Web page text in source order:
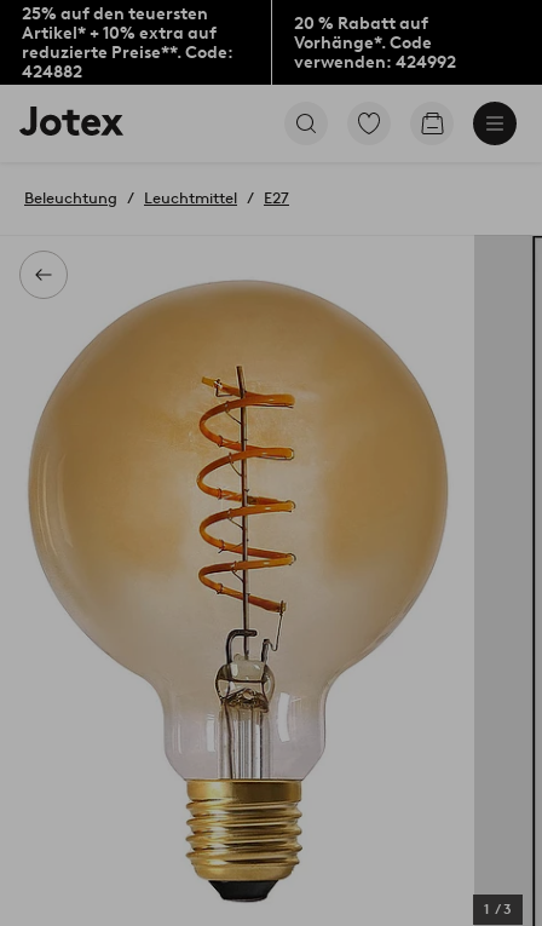
25% auf den teuersten
Artikel* + 10% extra auf
reduzierte Preise**. Code:
424882
20 % Rabatt auf
Vorhänge*. Code
verwenden: 424992
Jotex-
Logo
Startseite
Zu
Zum
Zurück
Beleuchtung Leuchtmittel E27
1 /3